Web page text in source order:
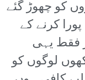
کو چھوڑ گئے
کرنے کے
فقط یہی
لوگوں کو